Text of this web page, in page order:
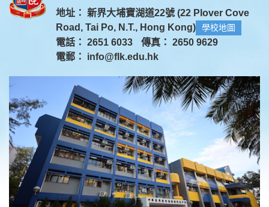
地址： 新界大埔寶湖道22號 (22 Plover Cove
Road, Tai Po, N.T., Hong Kong)
學校地圖
電話： 2651 6033
傳真： 2650 9629
電郵： info@flk.edu.hk